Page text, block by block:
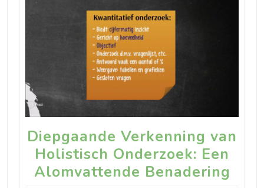
Diepgaande Verkenning van
Holistisch Onderzoek: Een
Alomvattende Benadering